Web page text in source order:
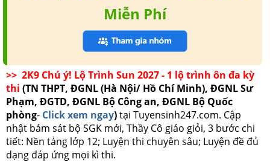
Miễn Phí
>> 2K9 Chú ý! Lộ Trình Sun 2027 - 1 lộ trình ôn đa kỳ
thi (TN THPT, ĐGNL (Hà Nội/ Hồ Chí Minh), ĐGNL Sư
Phạm, ĐGTD, ĐGNL Bộ Công an, ĐGNL Bộ Quốc
phòng- Click xem ngay)tại Tuyensinh247.com. Cập
nhật bám sát bộ SGK mới, Thầy Cô giáo giỏi, 3 bước chi
tiết: Nền tảng lớp 12; Luyện thi chuyên sâu; Luyện đề đủ
dạng đáp ứng mọi kì thi.